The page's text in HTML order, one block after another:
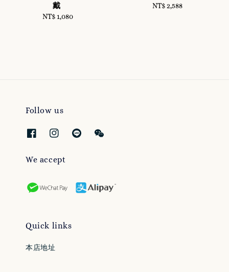
戴
Regular
NT$ 1,080
Regular
NT$ 2,588
Follow us
We accept
Quick links
本店地址